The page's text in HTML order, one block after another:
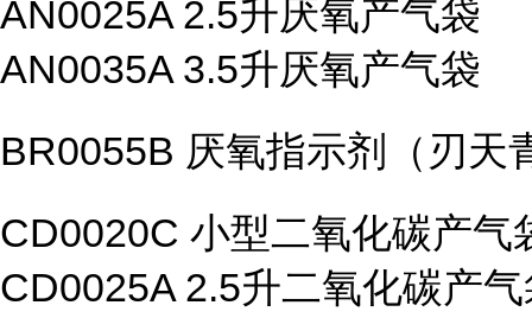
AN0025A 2.5升厌氧产气袋
AN0035A 3.5升厌氧产气袋
BR0055B 厌氧指示剂（刃天
CD0020C 小型二氧化碳产气
CD0025A 2.5升二氧化碳产